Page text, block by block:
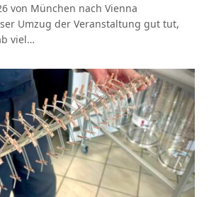
von München nach Vienna
Umzug der Veranstaltung gut tut,
viel…